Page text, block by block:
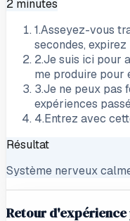
2 minutes
1.Asseyez-vous
secondes, expirez
2.Je suis ici pour
me produire pour
3.Je ne peux pas
expériences
4.Entrez avec
Résultat
Système nerveux
Retour